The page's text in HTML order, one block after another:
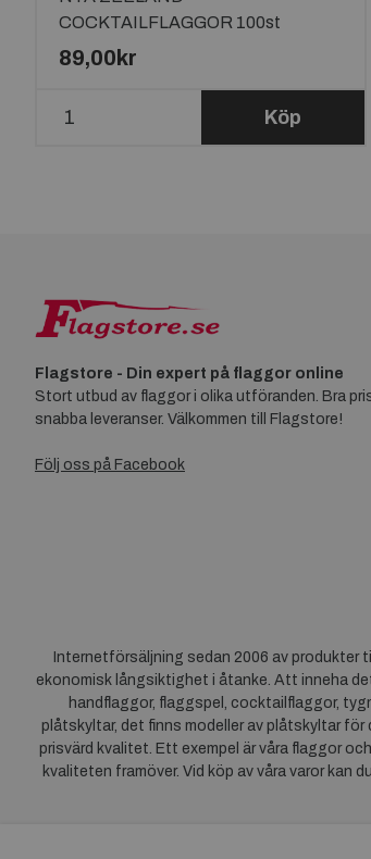
COCKTAILFLAGGOR 100st
89,00kr
Köp
Flagstore - Din expert på flaggor online
Stort utbud av flaggor i olika utföranden. Bra
snabba leveranser. Välkommen till Flagstore!
Följ oss på Facebook
Internetförsäljning sedan 2006 av
ekonomisk långsiktighet i åtanke. Att inneha
handflaggor, flaggspel, cocktailflaggor,
plåtskyltar, det finns modeller av plåtskyltar för
prisvärd kvalitet. Ett exempel är våra flaggor
kvaliteten framöver. Vid köp av våra varor kan